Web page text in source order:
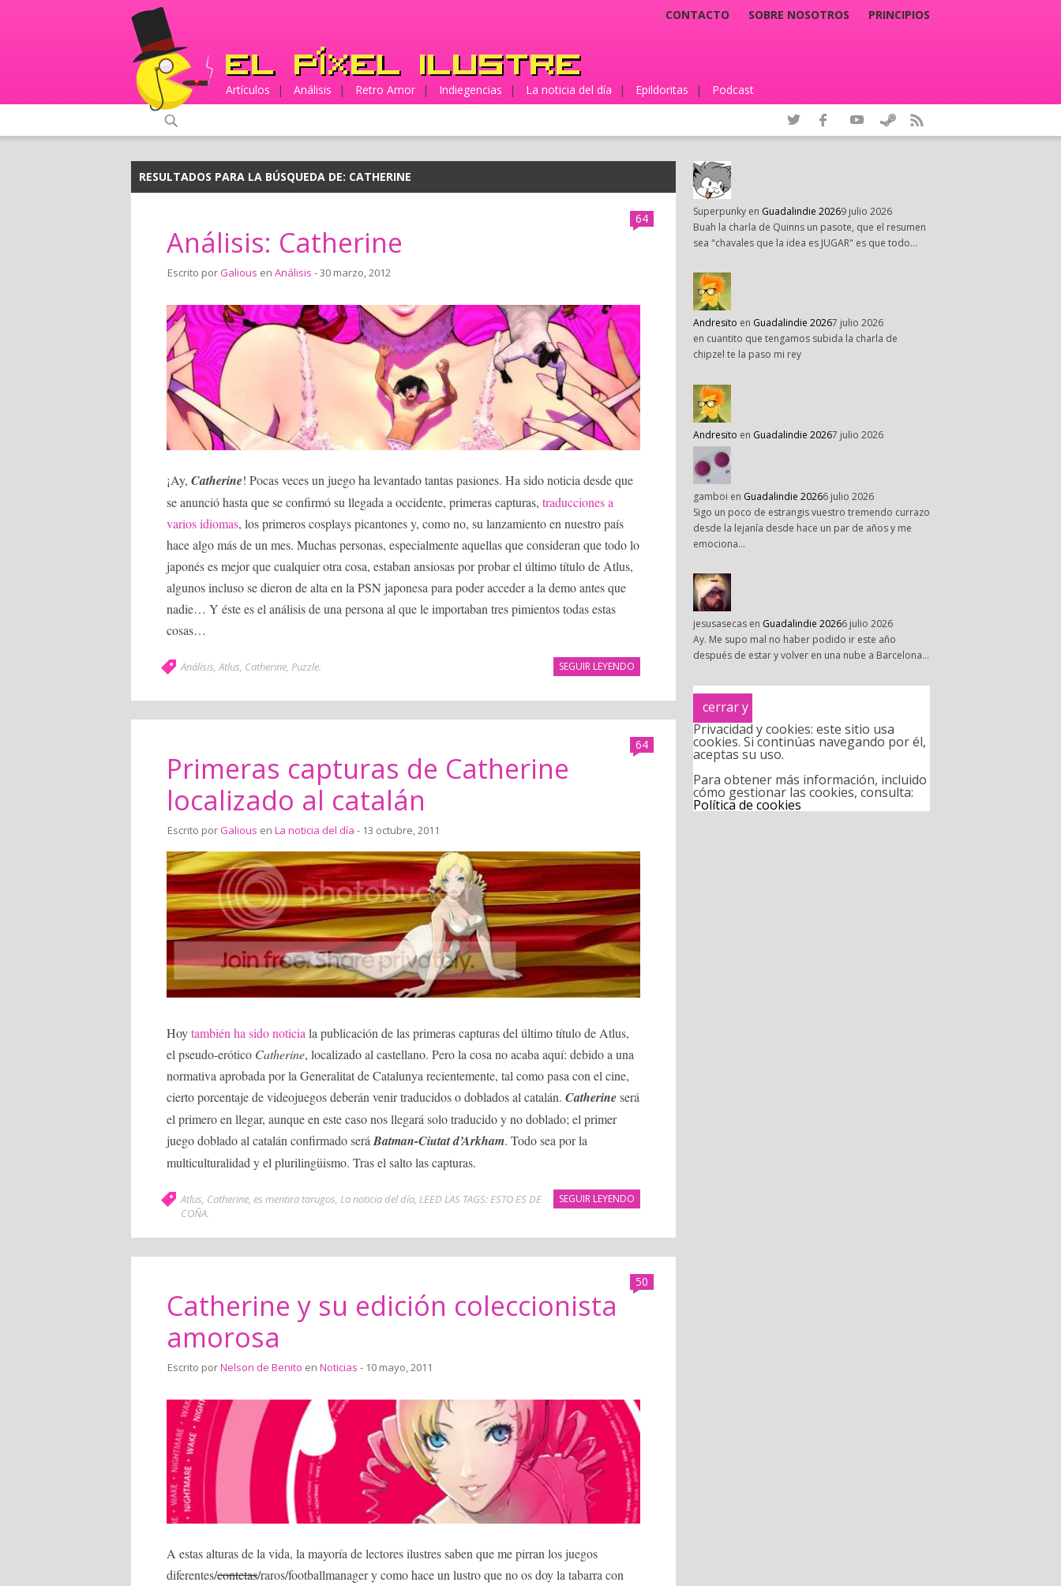
CONTACTO SOBRE NOSOTROS PRINCIPIOS
Artículos | Análisis | Retro Amor | Indiegencias | La noticia del día | Epildoritas | Podcast
RESULTADOS PARA LA BÚSQUEDA DE: CATHERINE
64
Análisis: Catherine
Escrito por Galious en Análisis - 30 marzo, 2012
¡Ay, Catherine! Pocas veces un juego ha levantado tantas pasiones. Ha sido noticia desde que
se anunció hasta que se confirmó su llegada a occidente, primeras capturas, traducciones a
varios idiomas, los primeros cosplays picantones y, como no, su lanzamiento en nuestro país
hace algo más de un mes. Muchas personas, especialmente aquellas que consideran que todo lo
japonés es mejor que cualquier otra cosa, estaban ansiosas por probar el último título de Atlus,
algunos incluso se dieron de alta en la PSN japonesa para poder acceder a la demo antes que
nadie… Y éste es el análisis de una persona al que le importaban tres pimientos todas estas
cosas…
SEGUIR LEYENDO
Análisis,Atlus, Catherine, Puzzle.
64
Primeras capturas de Catherine
localizado al catalán
Escrito por Galious en La noticia del día - 13 octubre, 2011
Hoytambién ha sidonoticia la publicación de las primeras capturas del último título de Atlus,
el pseudo-erótico Catherine, localizado al castellano. Pero la cosa no acaba aquí: debido a una
normativa aprobada por la Generalitat de Catalunya recientemente, tal como pasa con el cine,
cierto porcentaje de videojuegos deberán venir traducidos o doblados al catalán. Catherineserá
el primero en llegar, aunque en este caso nos llegará solo traducido y no doblado; el primer
juego doblado al catalán confirmado será Batman-Ciutat d’Arkham. Todo sea por la
multiculturalidad y el plurilingüismo. Tras el salto las capturas.
SEGUIR LEYENDO
Atlus, Catherine, es mentira tarugos, La noticia del día, LEED LAS TAGS: ESTO ES DE
COÑA.
50
Catherine y su edición coleccionista
amorosa
Escrito porNelson de Benito en Noticias - 10 mayo, 2011
A estas alturas de la vida, la mayoría de lectores ilustres saben que me pirran los juegos
diferentes/contetas/raros/footballmanager y como hace un lustro que no os doy la tabarra con
Superpunky en Guadalindie 20269 julio 2026
Buah la charla de Quinns un pasote, que el resumen
sea "chavales que la idea es JUGAR" es que todo…
Andresito en Guadalindie 20267 julio 2026
en cuantito que tengamos subida la charla de
chipzel te la paso mi rey
Andresito en Guadalindie 20267 julio 2026
gamboi en Guadalindie 20266 julio 2026
Sigo un poco de estrangis vuestro tremendo currazo
desde la lejanía desde hace un par de años y me
emociona…
jesusasecas en Guadalindie 20266 julio 2026
Ay. Me supo mal no haber podido ir este año
después de estar y volver en una nube a Barcelona…
Privacidad y cookies: este sitio usa
cookies. Si continúas navegando por él,
aceptas su uso.
Para obtener más información, incluido
cómo gestionar las cookies, consulta:
Política de cookies